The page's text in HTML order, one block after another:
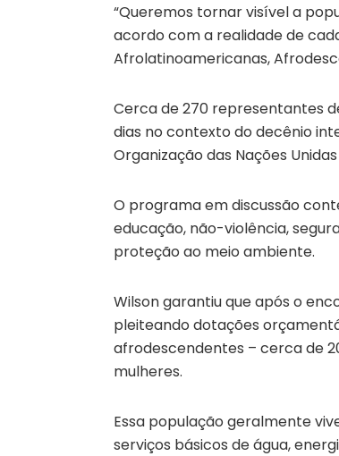
“Queremos tornar visível a
acordo com a realidade de
Afrolatinoamericanas,
Cerca de 270 representantes
dias no contexto do decênio
Organização das Nações
O programa em discussão
educação, não-violência,
proteção ao meio ambiente.
Wilson garantiu que após o
pleiteando dotações
afrodescendentes – cerca de
mulheres.
Essa população geralmente
serviços básicos de água,